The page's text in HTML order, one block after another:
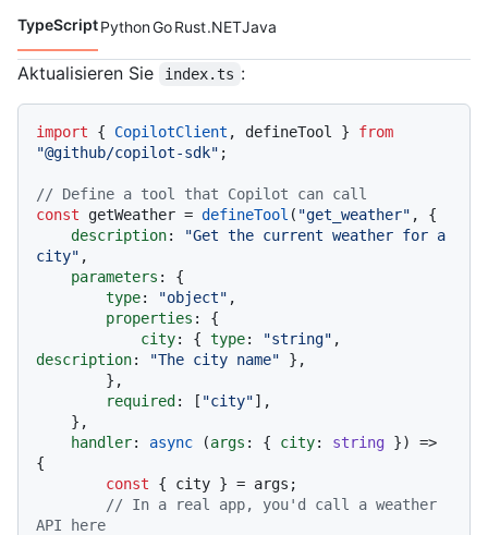
Codesprachen navigation
TypeScriptPythonGoRust.NETJava
Aktualisieren Sie index.ts :
import { CopilotClient , defineTool } from
"@github/copilot-sdk" ;
// Define a tool that Copilot can call
const getWeather = defineTool ( "get_weather" , {
description:
"Get the current weather for a
city" ,
parameters : {
type: "object" ,
properties : {
city: { type: "string"
description: "The city name" },
required : [ "city"],
handler: async (args : { city: string }) =>
{
const { city } = args;
// In a real app, you'd call a weather
API here